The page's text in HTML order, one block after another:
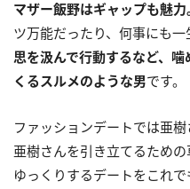
マザー飯野はギャップも魅力
ツ万能だったり、何事にも一
思を汲んで行動するなど、
くるスルメのような男です。
ファッションデートでは亜
亜樹さんを引き立てるため
ゆっくりするデートをこれ